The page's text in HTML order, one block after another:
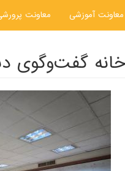
معاونت آموزشی معاونت
گفت‌وگوی